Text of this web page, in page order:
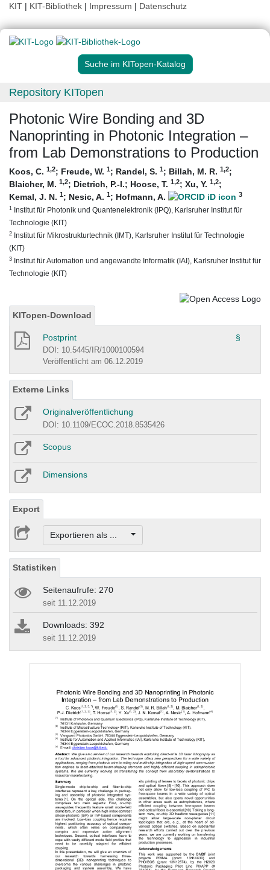
KIT | KIT-Bibliothek | Impressum | Datenschutz
Suche im KITopen-Katalog
Repository KITopen
Photonic Wire Bonding and 3D
Nanoprinting in Photonic Integration –
from Lab Demonstrations to Production
Koos, C. 1,2; Freude, W. 1; Randel, S. 1; Billah, M. R. 1,2;
Blaicher, M. 1,2; Dietrich, P.-I.; Hoose, T. 1,2; Xu, Y. 1,2;
Kemal, J. N. 1; Nesic, A. 1; Hofmann, A. 3
1 Institut für Photonik und Quantenelektronik (IPQ), Karlsruher Institut für
Technologie (KIT)
2 Institut für Mikrostrukturtechnik (IMT), Karlsruher Institut für Technologie
(KIT)
3 Institut für Automation und angewandte Informatik (IAI), Karlsruher Institut für
Technologie (KIT)
KITopen-Download
Postprint §
DOI: 10.5445/IR/1000100594
Veröffentlicht am 06.12.2019
Externe Links
Originalveröffentlichung
DOI: 10.1109/ECOC.2018.8535426
Scopus
Dimensions
Export
Exportieren als ...
Statistiken
Seitenaufrufe: 270
seit 11.12.2019
Downloads: 392
seit 11.12.2019